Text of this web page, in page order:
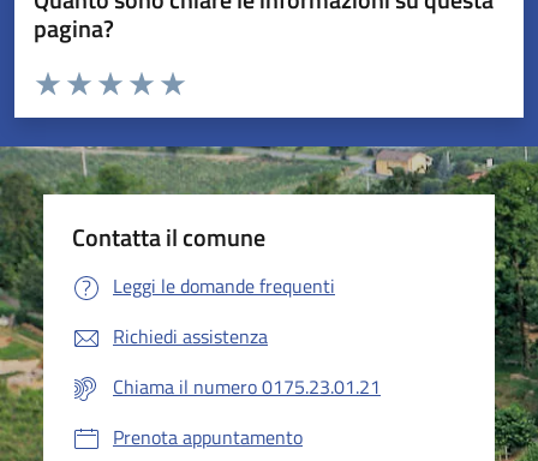
pagina?
Valuta da 1 a 5 stelle la pagina
Valuta 5 stelle su 5
Valuta 4 stelle su 5
Valuta 3 stelle su 5
Valuta 2 stelle su 5
Valuta 1 stelle su 5
Contatta il comune
Leggi le domande frequenti
Richiedi assistenza
Chiama il numero 0175.23.01.21
Prenota appuntamento